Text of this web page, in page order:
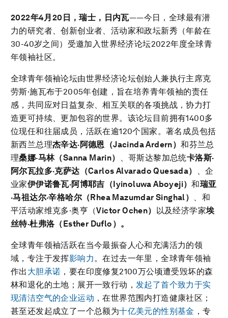
2022年4月 20 日，瑞士，日内瓦——今日，全球最有潜
力的研究者、创新创业者、活动家和政坛新秀（年龄在
30-40岁之间）受邀加入世界经济论坛2022年度全球青
年领袖社区。
全球青年领袖论坛由世界经济论坛创始人兼执行主席克
劳斯·施瓦布于2005年创建，旨在培养青年领袖的责任
感，共同应对日益复杂、相互关联的各项挑战，协力打
造更可持续、更加包容的世界。该论坛目前拥有1400多
位现任和往届成员，活跃在逾120个国家。著名成员包括
新西兰总理杰辛达·阿德恩（Jacinda Ardern）和芬兰总
理桑娜·马林（Sanna Marin） 、哥斯达黎加总统卡洛斯·
阿尔瓦拉多·克萨达（Carlos Alvarado Quesada）
、企
业家伊伊诺鲁瓦·阿博耶吉（Iyinoluwa Aboyeji）和瑞亚
·马祖达尔·辛格哈尔（Rhea Mazumdar Singhal） 、和
平活动家维克多·奥亨（Victor Ochen） 以及经济学家埃
丝特·杜弗洛（Esther Duflo ）。
全球青年领袖活跃在当今最振奋人心和充满活力的领
域，专注于发挥影响力。在过去一年里，全球青年领袖
作出 大胆承诺 ，要在印度修复2100万公顷遭受毁坏的森
林和退化的土地；展开一致行动， 发起了首个致力于实
现清洁空气的企业运动 ，在世界范围内打造健康社区；
甚至还发起成立了一个总额为十亿美元的性别基金 ，专